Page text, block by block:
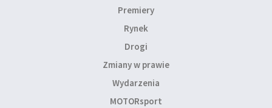
Premiery
Rynek
Drogi
Zmiany w prawie
Wydarzenia
MOTORsport